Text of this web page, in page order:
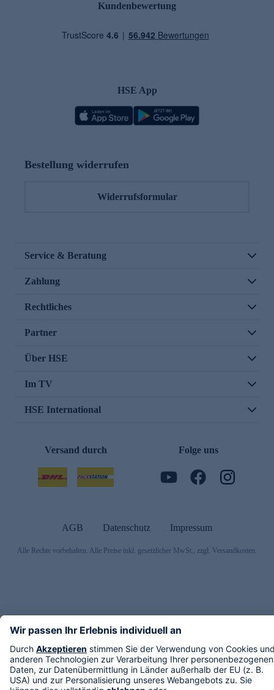
Kundenbewertung
HSE App
Bestellung widerrufen
Widerrufsformular
Service & Beratung
Zahlung
Rechtliches
Partner
Über HSE
Im TV
HSE International
Versand durch Folge uns
AGB Datenschutz Impressum
Alle Rechte vorbehalten. Alle Preise inkl. gesetzlicher MwSt., zzgl. Versandkosten.